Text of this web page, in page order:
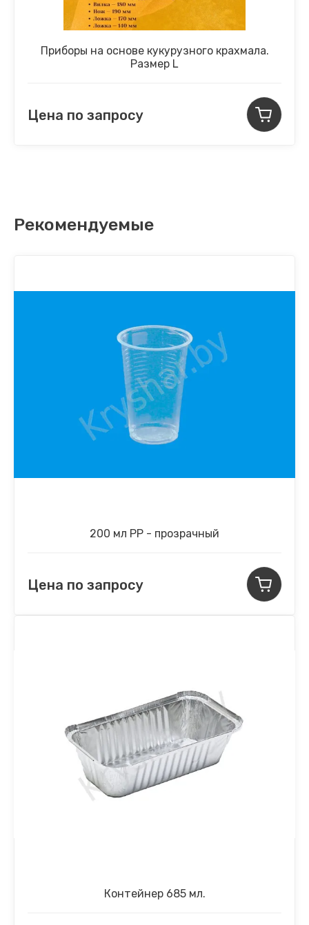
Приборы на основе кукурузного крахмала.
Размер L
Цена по запросу
Рекомендуемые
200 мл PP - прозрачный
Цена по запросу
Контейнер 685 мл.